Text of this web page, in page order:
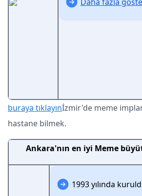
buraya tıklayınİzmir'de meme
hastane bilmek.
Ankara'nın en iyi Meme
1993 yılında